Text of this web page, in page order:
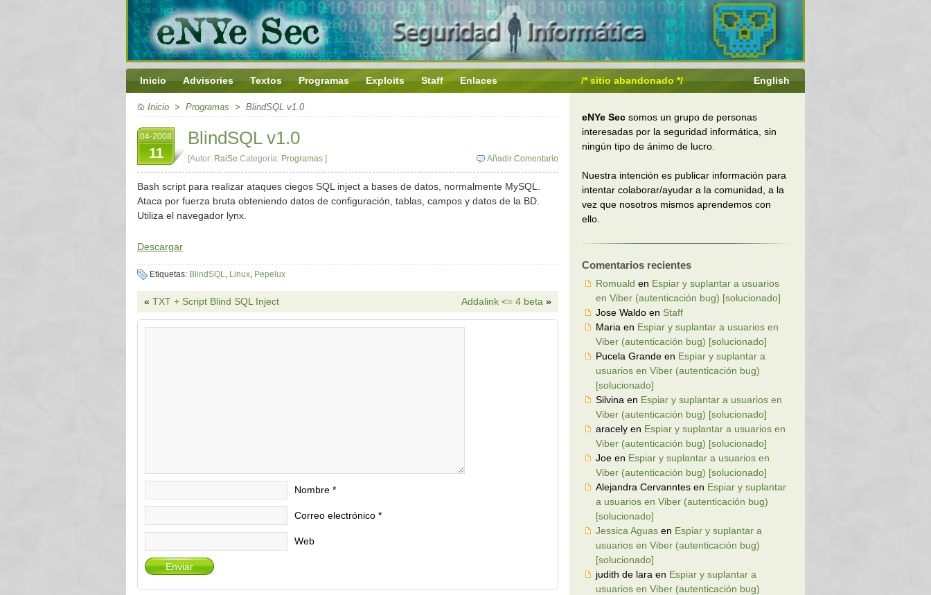
Inicio Advisories Textos Programas Exploits Staff Enlaces /* sitio abandonado */ English
Inicio > Programas > BlindSQL v1.0
04-2008
11
BlindSQL v1.0
Añadir Comentario
[Autor: RaiSe Categoría: Programas ]
Bash script para realizar ataques ciegos SQL inject a bases de datos, normalmente MySQL.
Ataca por fuerza bruta obteniendo datos de configuración, tablas, campos y datos de la BD.
Utiliza el navegador lynx.
Descargar
Etiquetas: BlindSQL, Linux, Pepelux
« TXT + Script Blind SQL Inject Addalink <= 4 beta »
Nombre *
Correo electrónico *
Web
eNYe Sec somos un grupo de personas
interesadas por la seguridad informática, sin
ningún tipo de ánimo de lucro.
Nuestra intención es publicar información para
intentar colaborar/ayudar a la comunidad, a la
vez que nosotros mismos aprendemos con
ello.
Comentarios recientes
Romuald en Espiar y suplantar a usuarios
en Viber (autenticación bug) [solucionado]
Jose Waldo en Staff
Maria en Espiar y suplantar a usuarios en
Viber (autenticación bug) [solucionado]
Pucela Grande en Espiar y suplantar a
usuarios en Viber (autenticación bug)
[solucionado]
Silvina en Espiar y suplantar a usuarios en
Viber (autenticación bug) [solucionado]
aracely en Espiar y suplantar a usuarios en
Viber (autenticación bug) [solucionado]
Joe en Espiar y suplantar a usuarios en
Viber (autenticación bug) [solucionado]
Alejandra Cervanntes en Espiar y suplantar
a usuarios en Viber (autenticación bug)
[solucionado]
Jessica Aguas en Espiar y suplantar a
usuarios en Viber (autenticación bug)
[solucionado]
judith de lara en Espiar y suplantar a
usuarios en Viber (autenticación bug)